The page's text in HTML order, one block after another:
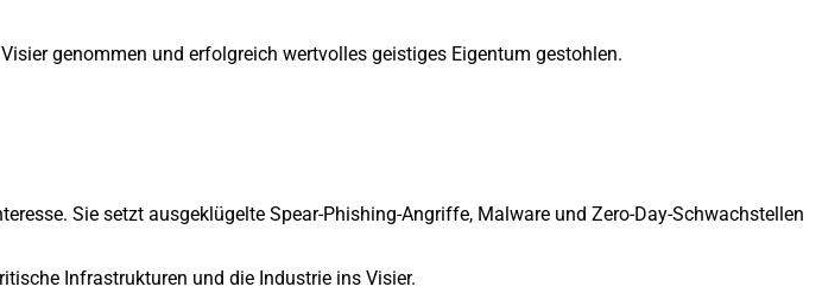
genommen und erfolgreich wertvolles geistiges Eigentum gestohlen.
Sie setzt ausgeklügelte Spear-Phishing-Angriffe, Malware und Zero-Day-Schwachstellen
Infrastrukturen und die Industrie ins Visier.